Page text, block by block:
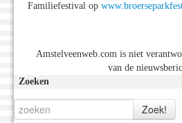
Familiefestival op
Amstelveenweb.com is niet
van de
Zoeken